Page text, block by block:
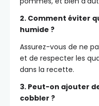
2. Comment éviter
humide ?
Assurez-vous de ne
et de respecter les
dans la recette.
3. Peut-on ajouter
cobbler ?